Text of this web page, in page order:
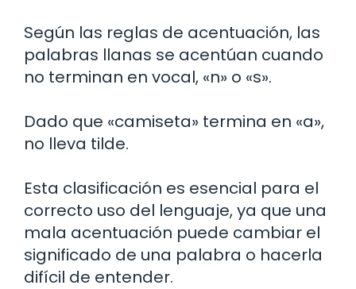
Según las reglas de acentuación, las
palabras llanas se acentúan cuando
no terminan en vocal, «n» o «s».
Dado que «camiseta» termina en «a»,
no lleva tilde.
Esta clasificación es esencial para el
correcto uso del lenguaje, ya que una
mala acentuación puede cambiar el
significado de una palabra o hacerla
difícil de entender.